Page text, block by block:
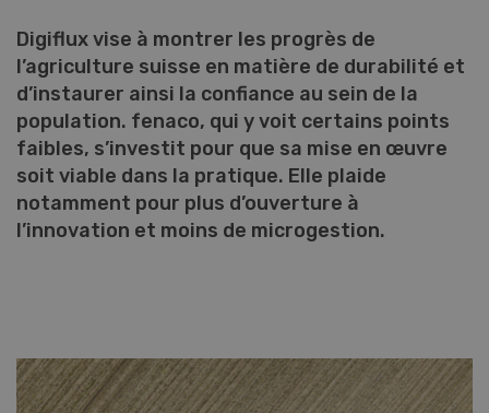
Digiflux vise à montrer les progrès de
l’agriculture suisse en matière de durabilité et
d’instaurer ainsi la confiance au sein de la
population. fenaco, qui y voit certains points
faibles, s’investit pour que sa mise en œuvre
soit viable dans la pratique. Elle plaide
notamment pour plus d’ouverture à
l’innovation et moins de microgestion.